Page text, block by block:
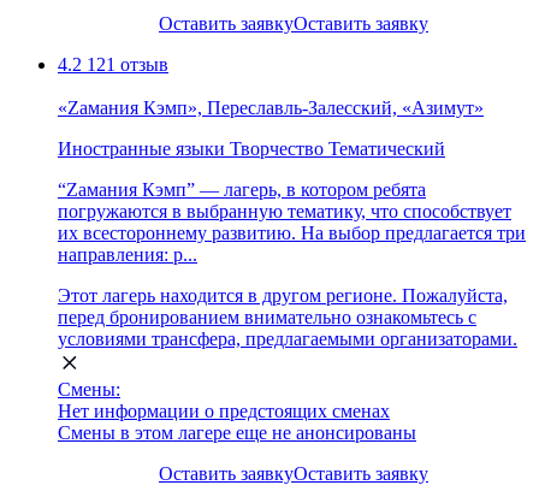
Оставить заявкуОставить заявку
4.2 121 отзыв
«Zамания Кэмп», Переславль-Залесский, «Азимут»
Иностранные языки Творчество Тематический
“Zамания Кэмп” — лагерь, в котором ребята
погружаются в выбранную тематику, что способствует
их всестороннему развитию. На выбор предлагается три
направления: р...
Этот лагерь находится в другом регионе. Пожалуйста,
перед бронированием внимательно ознакомьтесь с
условиями трансфера, предлагаемыми организаторами.
Смены:
Нет информации о предстоящих сменах
Смены в этом лагере еще не анонсированы
Оставить заявкуОставить заявку